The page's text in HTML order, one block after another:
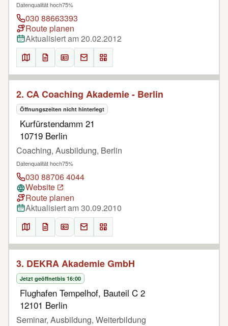
Datenqualität hoch75%
030 88663393
Route planen
Aktualisiert am 20.02.2012
2. CA Coaching Akademie - Berlin
Öffnungszeiten nicht hinterlegt
Kurfürstendamm 21
10719 Berlin
Coaching, Ausbildung, Berlin
Datenqualität hoch75%
030 88706 4044
Website
Route planen
Aktualisiert am 30.09.2010
3. DEKRA Akademie GmbH
Jetzt geöffnetbis 16:00
Flughafen Tempelhof, Bauteil C 2
12101 Berlin
Seminar, Ausbildung, Weiterbildung